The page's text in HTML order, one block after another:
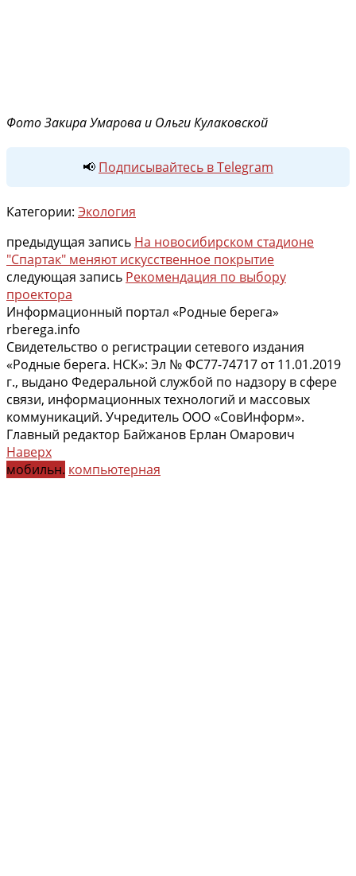
Фото Закира Умарова и Ольги Кулаковской
📢 Подписывайтесь в Telegram
Категории: Экология
предыдущая запись На новосибирском стадионе
"Спартак" меняют искусственное покрытие
следующая запись Рекомендация по выбору
проектора
Информационный портал «Родные берега»
rberega.info
Свидетельство о регистрации сетевого издания
«Родные берега. НСК»: Эл № ФС77-74717 от 11.01.2019
г., выдано Федеральной службой по надзору в сфере
связи, информационных технологий и массовых
коммуникаций. Учредитель ООО «СовИнформ».
Главный редактор Байжанов Ерлан Омарович
Наверх
мобильн. компьютерная